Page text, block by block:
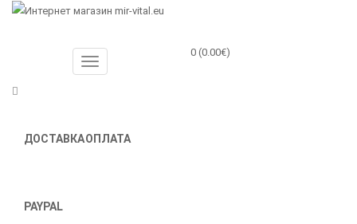
ДОСТАВКАОПЛАТА
PAYPAL
0 (0.00€)